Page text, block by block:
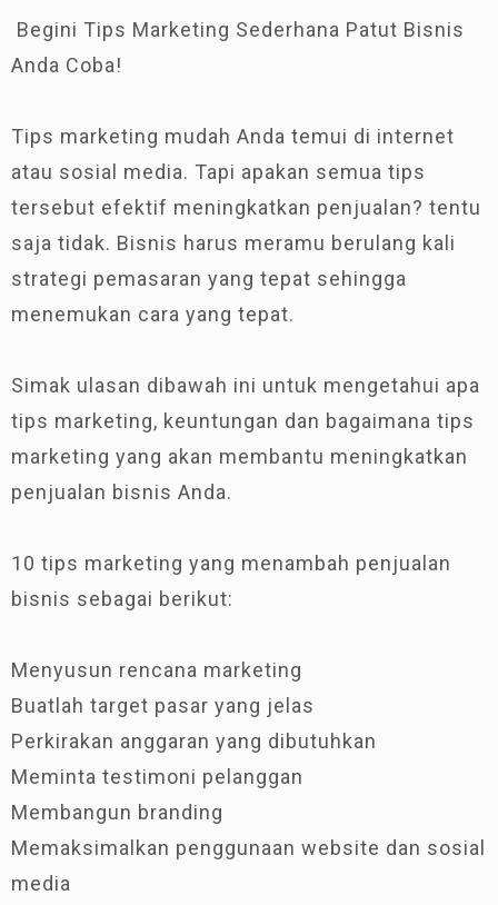
Begini Tips Marketing Sederhana Patut Bisnis
Anda Coba!
Tips marketing mudah Anda temui di internet
atau sosial media. Tapi apakan semua tips
tersebut efektif meningkatkan penjualan? tentu
saja tidak. Bisnis harus meramu berulang kali
strategi pemasaran yang tepat sehingga
menemukan cara yang tepat.
Simak ulasan dibawah ini untuk mengetahui apa
tips marketing, keuntungan dan bagaimana tips
marketing yang akan membantu meningkatkan
penjualan bisnis Anda.
10 tips marketing yang menambah penjualan
bisnis sebagai berikut:
Menyusun rencana marketing
Buatlah target pasar yang jelas
Perkirakan anggaran yang dibutuhkan
Meminta testimoni pelanggan
Membangun branding
Memaksimalkan penggunaan website dan sosial
media